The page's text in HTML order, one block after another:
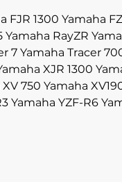
FJR 1300 Yamaha
Yamaha RayZR
7 Yamaha Tracer
XJR 1300
750 Yamaha
Yamaha YZF-R6